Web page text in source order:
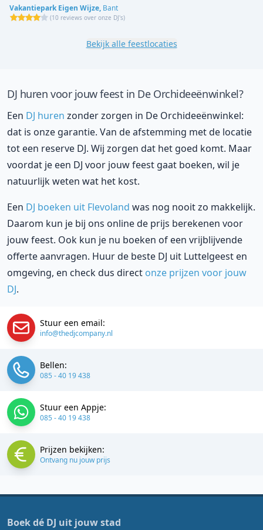
Vakantiepark Eigen Wijze, Bant
(10 reviews over onze DJ's)
Bekijk alle feestlocaties
DJ huren voor jouw feest in De Orchideeënwinkel?
Een DJ huren zonder zorgen in De Orchideeënwinkel:
dat is onze garantie. Van de afstemming met de locatie
tot een reserve DJ. Wij zorgen dat het goed komt. Maar
voordat je een DJ voor jouw feest gaat boeken, wil je
natuurlijk weten wat het kost.
Een DJ boeken uit Flevoland was nog nooit zo makkelijk.
Daarom kun je bij ons online de prijs berekenen voor
jouw feest. Ook kun je nu boeken of een vrijblijvende
offerte aanvragen. Huur de beste DJ uit Luttelgeest en
omgeving, en check dus direct onze prijzen voor jouw
DJ.
Stuur een email:
info@thedjcompany.nl
Bellen:
085 - 40 19 438
Stuur een Appje:
085 - 40 19 438
Prijzen bekijken:
Ontvang nu jouw prijs
Boek dé DJ uit jouw stad